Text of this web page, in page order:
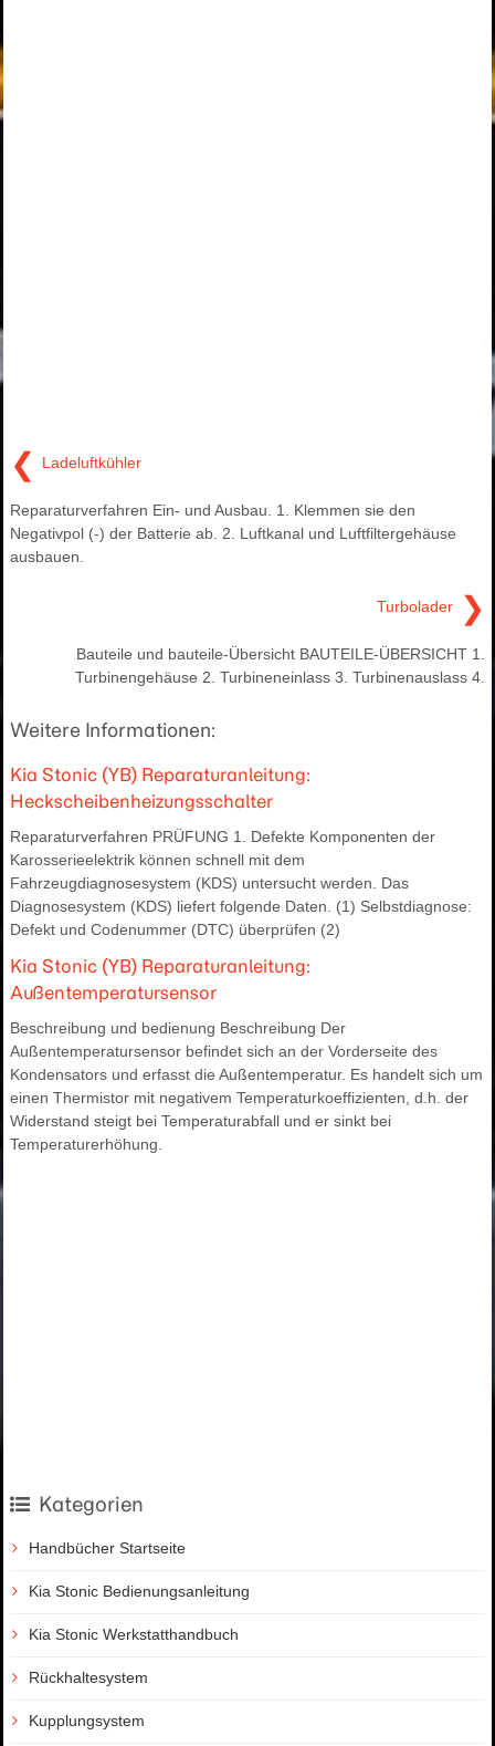
❮ Ladeluftkühler
Reparaturverfahren Ein- und Ausbau. 1. Klemmen sie den
Negativpol (-) der Batterie ab. 2. Luftkanal und Luftfiltergehäuse
ausbauen.
Turbolader ❯
Bauteile und bauteile-Übersicht BAUTEILE-ÜBERSICHT 1.
Turbinengehäuse 2. Turbineneinlass 3. Turbinenauslass 4.
Weitere Informationen:
Kia Stonic (YB) Reparaturanleitung:
Heckscheibenheizungsschalter
Reparaturverfahren PRÜFUNG 1. Defekte Komponenten der
Karosserieelektrik können schnell mit dem
Fahrzeugdiagnosesystem (KDS) untersucht werden. Das
Diagnosesystem (KDS) liefert folgende Daten. (1) Selbstdiagnose:
Defekt und Codenummer (DTC) überprüfen (2)
Kia Stonic (YB) Reparaturanleitung:
Außentemperatursensor
Beschreibung und bedienung Beschreibung Der
Außentemperatursensor befindet sich an der Vorderseite des
Kondensators und erfasst die Außentemperatur. Es handelt sich um
einen Thermistor mit negativem Temperaturkoeffizienten, d.h. der
Widerstand steigt bei Temperaturabfall und er sinkt bei
Temperaturerhöhung.
Kategorien
Handbücher Startseite
Kia Stonic Bedienungsanleitung
Kia Stonic Werkstatthandbuch
Rückhaltesystem
Kupplungsystem